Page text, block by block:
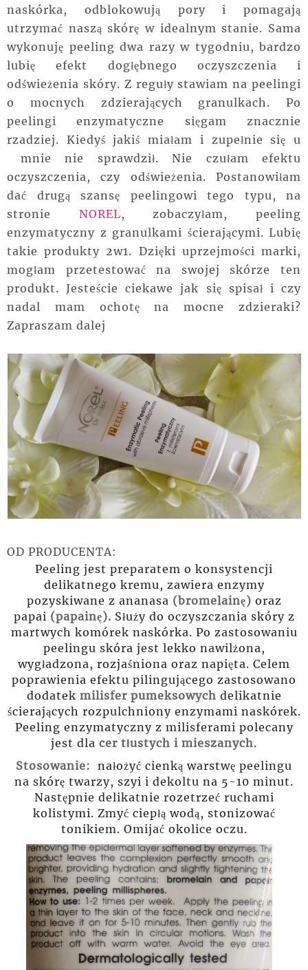
naskórka, odblokowują pory i pomagają
utrzymać naszą skórę w idealnym stanie. Sama
wykonuję peeling dwa razy w tygodniu, bardzo
lubię efekt dogłębnego oczyszczenia i
odświeżenia skóry. Z reguły stawiam na peelingi
o mocnych zdzierających granulkach. Po
peelingi enzymatyczne sięgam znacznie
rzadziej. Kiedyś jakiś miałam i zupełnie się u
mnie nie sprawdził. Nie czułam efektu
oczyszczenia, czy odświeżenia. Postanowiłam
dać drugą szansę peelingowi tego typu, na
stronie NOREL, zobaczyłam, peeling
enzymatyczny z granulkami ścierającymi. Lubię
takie produkty 2w1. Dzięki uprzejmości marki,
mogłam przetestować na swojej skórze ten
produkt. Jesteście ciekawe jak się spisał i czy
nadal mam ochotę na mocne zdzieraki?
Zapraszam dalej
OD PRODUCENTA:
Peeling jest preparatem o konsystencji
delikatnego kremu, zawiera enzymy
pozyskiwane z ananasa (bromelainę) oraz
papai (papainę). Służy do oczyszczania skóry z
martwych komórek naskórka. Po zastosowaniu
peelingu skóra jest lekko nawilżona,
wygładzona, rozjaśniona oraz napięta. Celem
poprawienia efektu pilingującego zastosowano
dodatek milisfer pumeksowych delikatnie
ścierających rozpulchniony enzymami naskórek.
Peeling enzymatyczny z milisferami polecany
jest dla cer tłustych i mieszanych.
Stosowanie: nałożyć cienką warstwę peelingu
na skórę twarzy, szyi i dekoltu na 5-10 minut.
Następnie delikatnie rozetrzeć ruchami
kolistymi. Zmyć ciepłą wodą, stonizować
tonikiem. Omijać okolice oczu.